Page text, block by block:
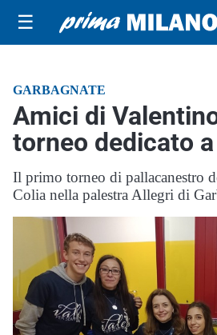
☰
GARBAGNATE
Amici di
torneo dedicato
Il primo torneo di pallacanestro
Colia nella palestra Allegri di